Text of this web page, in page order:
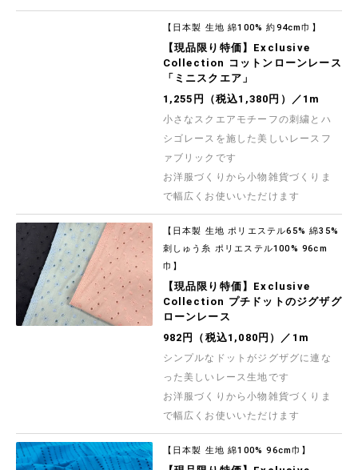
【日本製 生地 綿100% 約94cm巾】
【現品限り特価】Exclusive
Collection コットンローンレース
「ミニスクエア」
1,255円（税込1,380円）／1m
小さなスクエアモチーフの刺繍とハ
シゴレースを施した美しいレースフ
ァブリックです
お洋服づくりから小物雑貨づくりま
で幅広くお使いいただけます
【日本製 生地 ポリエステル65% 綿35%
刺しゅう糸 ポリエステル100% 96cm
巾】
【現品限り特価】Exclusive
Collection プチドットのジグザグ
ローンレース
982円（税込1,080円）／1m
シンプルなドットがジグザグに連な
った美しいレース生地です
お洋服づくりから小物雑貨づくりま
で幅広くお使いいただけます
【日本製 生地 綿100% 96cm巾】